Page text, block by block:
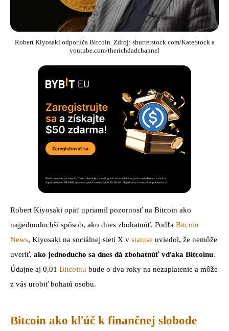
Robert Kiyosaki odporúča Bitcoin. Zdroj: shutterstock.com/KateStock a
youtube.com/therichdadchannel
Robert Kiyosaki opäť upriamil pozornosť na Bitcoin ako
najjednoduchší spôsob, ako dnes zbohatnúť. Podľa Bitcoin
News, Kiyosaki na sociálnej sieti X v statuse uviedol, že nemôže
uveriť, ako jednoducho sa dnes dá zbohatnúť vďaka Bitcoinu.
Údajne aj 0,01 Bitcoinu bude o dva roky na nezaplatenie a môže
z vás urobiť bohatú osobu.
Bitcoin ako kľúč k finančnej slobode